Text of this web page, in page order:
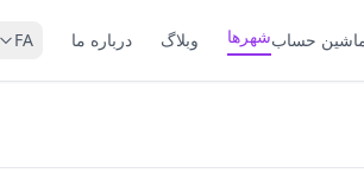
حسابشهرها وبلاگ درباره ما FA